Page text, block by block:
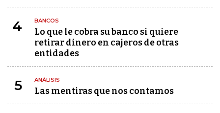
4 BANCOS
Lo que le cobra su banco si quiere
retirar dinero en cajeros de otras
entidades
5 ANÁLISIS
Las mentiras que nos contamos